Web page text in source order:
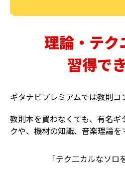
理論・テク
習得で
ギタナビプレミアムでは教則コ
教則本を買わなくても、有名ギ
クや、機材の知識、音楽理論を
「テク二カルなソロ